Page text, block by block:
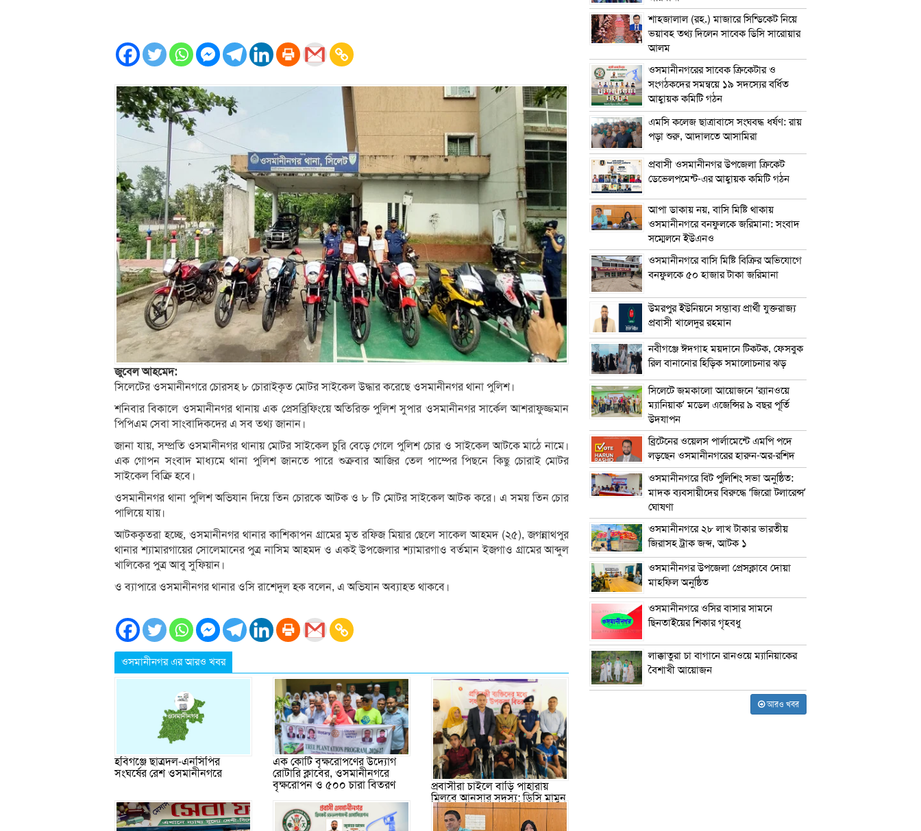
জুবেল আহমেদ:
সিলেটের ওসমানীনগরে চোরসহ ৮ চোরাইকৃত মোটর সাইকেল উদ্ধার করেছে ওসমানীনগর থানা পুলিশ।
শনিবার বিকালে ওসমানীনগর থানায় এক প্রেসব্রিফিংয়ে অতিরিক্ত পুলিশ সুপার ওসমানীনগর সার্কেল আশরাফুজ্জমান
পিপিএম সেবা সাংবাদিকদের এ সব তথ্য জানান।
জানা যায়, সম্প্রতি ওসমানীনগর থানায় মোটর সাইকেল চুরি বেড়ে গেলে পুলিশ চোর ও সাইকেল আটকে মাঠে নামে।
এক গোপন সংবাদ মাধ্যমে থানা পুলিশ জানতে পারে শুক্রবার আজির তেল পাম্পের পিছনে কিছু চোরাই মোটর
সাইকেল বিক্রি হবে।
ওসমানীনগর থানা পুলিশ অভিযান দিয়ে তিন চোরকে আটক ও ৮ টি মোটর সাইকেল আটক করে। এ সময় তিন চোর
পালিয়ে যায়।
আটককৃতরা হচ্ছে, ওসমানীনগর থানার কাশিকাপন গ্রামের মৃত রফিজ মিয়ার ছেলে সাকেল আহমদ (২৫), জগন্নাথপুর
থানার শ্যামারগায়ের সোলেমানের পুত্র নাসিম আহমদ ও একই উপজেলার শ্যামারগাও বর্তমান ইজগাও গ্রামের আব্দুল
খালিকের পুত্র আবু সুফিয়ান।
ও ব্যাপারে ওসমানীনগর থানার ওসি রাশেদুল হক বলেন, এ অভিযান অব্যাহত থাকবে।
ওসমানীনগর এর আরও খবর
হবিগঞ্জে ছাত্রদল-এনসিপির
সংঘর্ষের রেশ ওসমানীনগরে
এক কোটি বৃক্ষরোপণের উদ্যোগ
রোটারি ক্লাবের, ওসমানীনগরে
বৃক্ষরোপন ও ৫০০ চারা বিতরণ
প্রবাসীরা চাইলে বাড়ি পাহারায়
মিলবে আনসার সদস্য: ডিসি মামুন
শাহজালাল (রহ.) মাজারে সিন্ডিকেট নিয়ে
ভয়াবহ তথ্য দিলেন সাবেক ডিসি সারোয়ার
আলম
ওসমানীনগরের সাবেক ক্রিকেটার ও
সংগঠকদের সমন্বয়ে ১৯ সদস্যের বর্ধিত
আহ্বায়ক কমিটি গঠন
এম‌সি কলেজ ছাত্রাবাসে সংঘবদ্ধ ধর্ষণ: রায়
পড়া শুরু, আদালতে আসামিরা
প্রবাসী ওসমানীনগর উপজেলা ক্রিকেট
ডেভেলপমেন্ট-এর আহ্বায়ক কমিটি গঠন
আপা ডাকায় নয়, বাসি মিষ্টি থাকায়
ওসমানীনগরে বনফুলকে জরিমানা: সংবাদ
সম্মেলনে ইউএনও
ওসমানীনগরে বাসি মিষ্টি বিক্রির অভিযোগে
বনফুলকে ৫০ হাজার টাকা জরিমানা
উমরপুর ইউনিয়নে সম্ভাব্য প্রার্থী যুক্তরাজ্য
প্রবাসী খালেদুর রহমান
নবীগঞ্জে ঈদগাহ ময়দানে টিকটক, ফেসবুক
রিল বানানোর হিড়িক সমালোচনার ঝড়
সিলেটে জমকালো আয়োজনে ‘র‍্যানওয়ে
ম্যানিয়াক’ মডেল এজেন্সির ৯ বছর পূর্তি
উদযাপন
ব্রিটেনের ওয়েলস পার্লামেন্টে এমপি পদে
লড়ছেন ওসমানীনগরের হারুন-অর-রশিদ
ওসমানীনগরে বিট পুলিশিং সভা অনুষ্ঠিত:
মাদক ব্যবসায়ীদের বিরুদ্ধে ‘জিরো টলারেন্স’
ঘোষণা
ওসমানীনগরে ২৮ লাখ টাকার ভারতীয়
জিরাসহ ট্রাক জব্দ, আটক ১
ওসমানীনগর উপজেলা প্রেসক্লাবে দোয়া
মাহফিল অনুষ্ঠিত
ওসমানীনগরে ওসির বাসার সামনে
ছিনতাইয়ের শিকার গৃহবধু
লাক্কাতুরা চা বাগানে রানওয়ে ম্যানিয়াকের
বৈশাখী আয়োজন
আরও খবর